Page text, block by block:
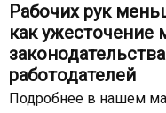
Рабочих рук
как ужесточение
работодателей
Подробнее в нашем